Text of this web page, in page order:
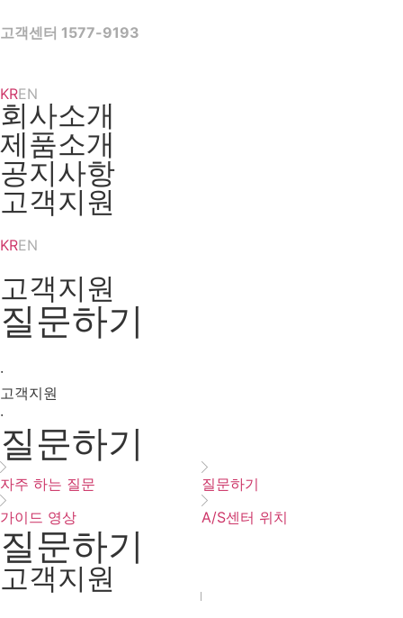
to
고객센터 1577-9193
KREN
회사소개
제품소개
공지사항
고객지원
KREN
고객지원
질문하기
·
고객지원
·
질문하기
자주 하는 질문
질문하기
가이드 영상
A/S센터 위치
질문하기
고객지원